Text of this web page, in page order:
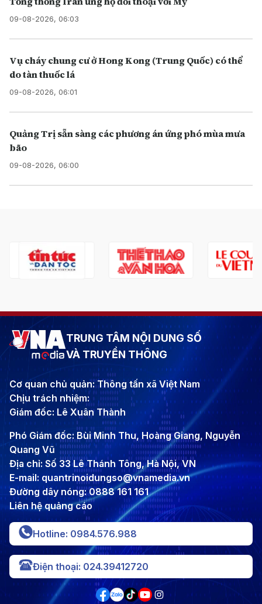
09-08-2026, 06:03
Vụ cháy chung cư ở Hong Kong (Trung Quốc) có thể
do tàn thuốc lá
09-08-2026, 06:01
Quảng Trị sẵn sàng các phương án ứng phó mùa mưa
bão
09-08-2026, 06:00
TRUNG TÂM NỘI DUNG SỐ
VÀ TRUYỀN THÔNG
Cơ quan chủ quản: Thông tấn xã Việt Nam
Chịu trách nhiệm:
Giám đốc: Lê Xuân Thành
Phó Giám đốc: Bùi Minh Thu, Hoàng Giang, Nguyễn
Quang Vũ
Địa chỉ: Số 33 Lê Thánh Tông, Hà Nội, VN
E-mail: quantrinoidungso@vnamedia.vn
Đường dây nóng: 0888 161 161
Liên hệ quảng cáo
Hotline: 0984.576.988
Điện thoại: 024.39412720